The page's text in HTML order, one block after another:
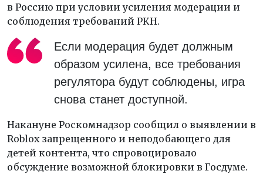
в Россию при условии усиления модерации и
соблюдения требований РКН.
Если модерация будет должным
образом усилена, все требования
регулятора будут соблюдены, игра
снова станет доступной.
Накануне Роскомнадзор сообщил о выявлении в
Roblox запрещенного и неподобающего для
детей контента, что спровоцировало
обсуждение возможной блокировки в Госдуме.